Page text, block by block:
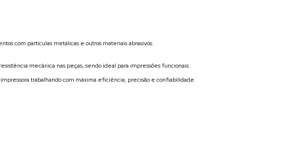
com partículas metálicas e outros materiais abrasivos.
mecânica nas peças, sendo ideal para impressões funcionais.
trabalhando com máxima eficiência, precisão e confiabilidade.